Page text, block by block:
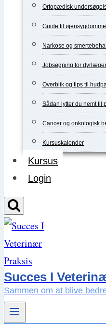
Ortopædisk
Guide til øjensygdomme
Narkose og
Jobsøgning for
Overblik og tips til
Sådan lytter du nemt til
Cancer og onkologisk
Kursuskalender
Kursus
Login
Succes I
Sammen om at blive